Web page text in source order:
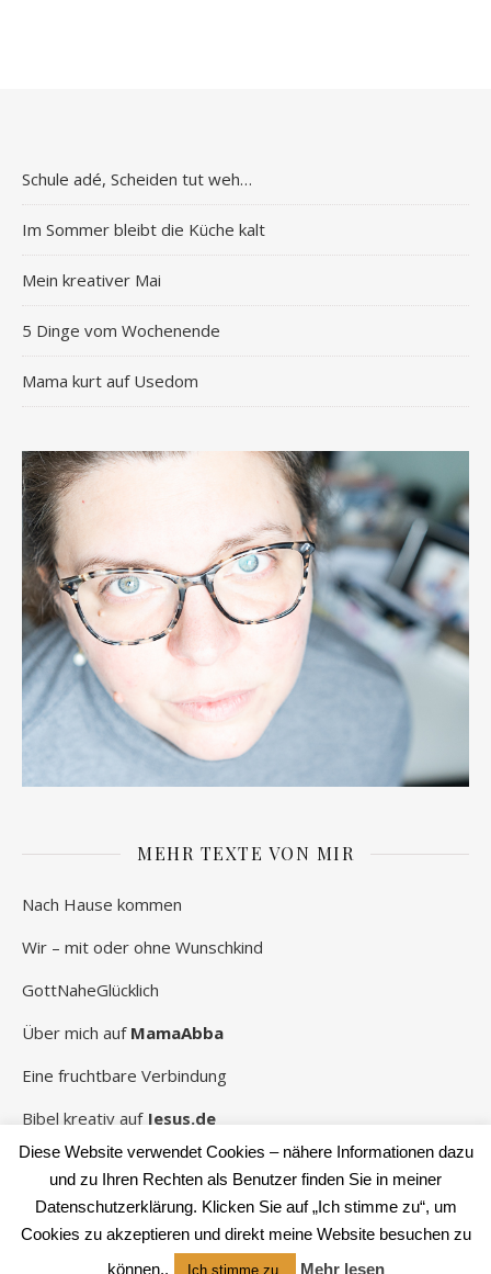
Schule adé, Scheiden tut weh…
Im Sommer bleibt die Küche kalt
Mein kreativer Mai
5 Dinge vom Wochenende
Mama kurt auf Usedom
MEHR TEXTE VON MIR
Nach Hause kommen
Wir – mit oder ohne Wunschkind
GottNaheGlücklich
Über mich auf MamaAbba
Eine fruchtbare Verbindung
Bibel kreativ auf Jesus.de
2026 Rebekka Schwaneberg ©
Ashe Theme vonWP Royal
Diese Website verwendet Cookies – nähere Informationen dazu
und zu Ihren Rechten als Benutzer finden Sie in meiner
Datenschutzerklärung. Klicken Sie auf „Ich stimme zu“, um
Cookies zu akzeptieren und direkt meine Website besuchen zu
können..
Ich stimme zu. Mehr lesen